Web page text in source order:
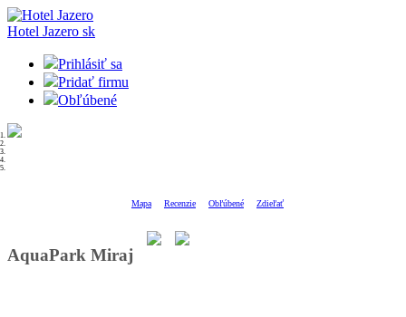
Hotel Jazero sk
Prihlásiť sa
Pridať firmu
Obľúbené
Mapa Recenzie Obľúbené Zdieľať
AquaPark Miraj